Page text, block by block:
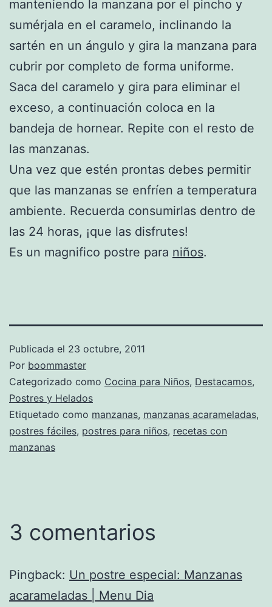
manteniendo la manzana por el pincho y
sumérjala en el caramelo, inclinando la
sartén en un ángulo y gira la manzana para
cubrir por completo de forma uniforme.
Saca del caramelo y gira para eliminar el
exceso, a continuación coloca en la
bandeja de hornear. Repite con el resto de
las manzanas.
Una vez que estén prontas debes permitir
que las manzanas se enfríen a temperatura
ambiente. Recuerda consumirlas dentro de
las 24 horas, ¡que las disfrutes!
Es un magnifico postre para niños.
Publicada el 23 octubre, 2011
Por boommaster
Categorizado como Cocina para Niños, Destacamos,
Postres y Helados
Etiquetado como manzanas, manzanas acarameladas,
postres fáciles, postres para niños, recetas con
manzanas
3 comentarios
Pingback: Un postre especial: Manzanas
acarameladas | Menu Dia